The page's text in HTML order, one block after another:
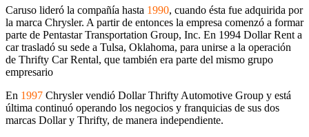
Caruso lideró la compañía hasta 1990, cuando ésta fue adquirida por
la marca Chrysler. A partir de entonces la empresa comenzó a formar
parte de Pentastar Transportation Group, Inc. En 1994 Dollar Rent a
car trasladó su sede a Tulsa, Oklahoma, para unirse a la operación
de Thrifty Car Rental, que también era parte del mismo grupo
empresario
En 1997 Chrysler vendió Dollar Thrifty Automotive Group y está
última continuó operando los negocios y franquicias de sus dos
marcas Dollar y Thrifty, de manera independiente.